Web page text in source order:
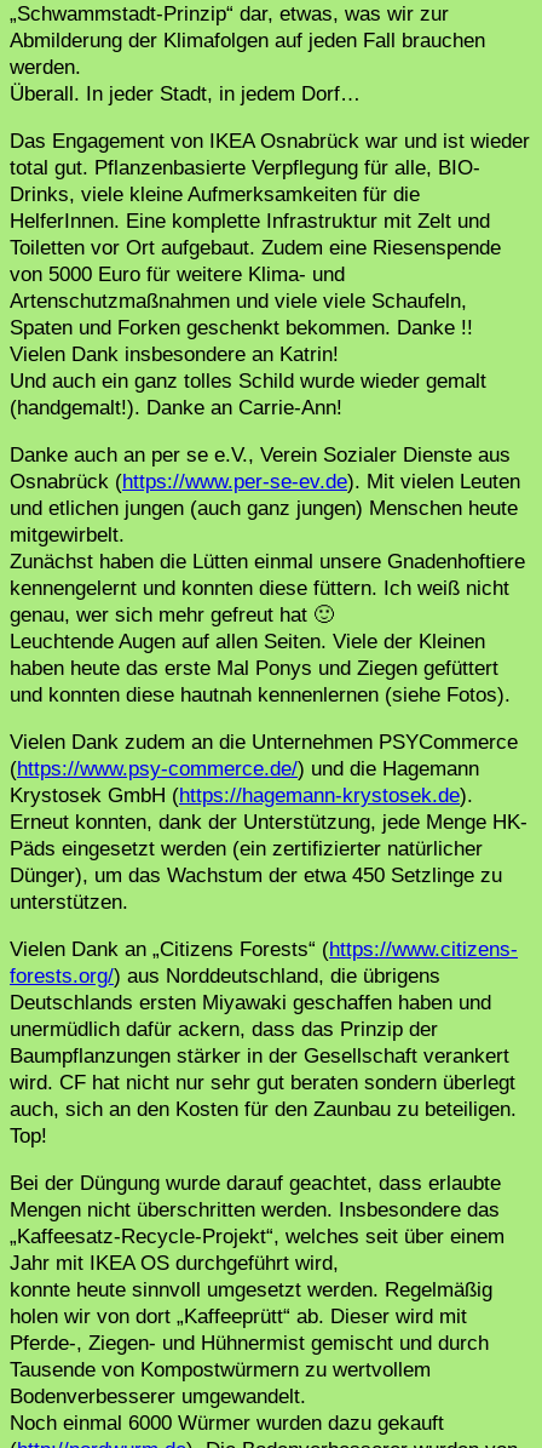
„Schwammstadt-Prinzip“ dar, etwas, was wir zur
Abmilderung der Klimafolgen auf jeden Fall brauchen
werden.
Überall. In jeder Stadt, in jedem Dorf…
Das Engagement von IKEA Osnabrück war und ist wieder
total gut. Pflanzenbasierte Verpflegung für alle, BIO-
Drinks, viele kleine Aufmerksamkeiten für die
HelferInnen. Eine komplette Infrastruktur mit Zelt und
Toiletten vor Ort aufgebaut. Zudem eine Riesenspende
von 5000 Euro für weitere Klima- und
Artenschutzmaßnahmen und viele viele Schaufeln,
Spaten und Forken geschenkt bekommen. Danke !!
Vielen Dank insbesondere an Katrin!
Und auch ein ganz tolles Schild wurde wieder gemalt
(handgemalt!). Danke an Carrie-Ann!
Danke auch an per se e.V., Verein Sozialer Dienste aus
Osnabrück (https://www.per-se-ev.de). Mit vielen Leuten
und etlichen jungen (auch ganz jungen) Menschen heute
mitgewirbelt.
Zunächst haben die Lütten einmal unsere Gnadenhoftiere
kennengelernt und konnten diese füttern. Ich weiß nicht
genau, wer sich mehr gefreut hat 🙂
Leuchtende Augen auf allen Seiten. Viele der Kleinen
haben heute das erste Mal Ponys und Ziegen gefüttert
und konnten diese hautnah kennenlernen (siehe Fotos).
Vielen Dank zudem an die Unternehmen PSYCommerce
(https://www.psy-commerce.de/) und die Hagemann
Krystosek GmbH (https://hagemann-krystosek.de).
Erneut konnten, dank der Unterstützung, jede Menge HK-
Päds eingesetzt werden (ein zertifizierter natürlicher
Dünger), um das Wachstum der etwa 450 Setzlinge zu
unterstützen.
Vielen Dank an „Citizens Forests“ (https://www.citizens-
forests.org/) aus Norddeutschland, die übrigens
Deutschlands ersten Miyawaki geschaffen haben und
unermüdlich dafür ackern, dass das Prinzip der
Baumpflanzungen stärker in der Gesellschaft verankert
wird. CF hat nicht nur sehr gut beraten sondern überlegt
auch, sich an den Kosten für den Zaunbau zu beteiligen.
Top!
Bei der Düngung wurde darauf geachtet, dass erlaubte
Mengen nicht überschritten werden. Insbesondere das
„Kaffeesatz-Recycle-Projekt“, welches seit über einem
Jahr mit IKEA OS durchgeführt wird,
konnte heute sinnvoll umgesetzt werden. Regelmäßig
holen wir von dort „Kaffeeprütt“ ab. Dieser wird mit
Pferde-, Ziegen- und Hühnermist gemischt und durch
Tausende von Kompostwürmern zu wertvollem
Bodenverbesserer umgewandelt.
Noch einmal 6000 Würmer wurden dazu gekauft